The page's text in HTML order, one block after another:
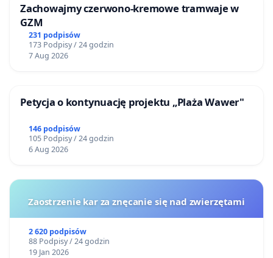
Zachowajmy czerwono-kremowe tramwaje w
GZM
231 podpisów
173 Podpisy / 24 godzin
7 Aug 2026
Petycja o kontynuację projektu „Plaża Wawer"
146 podpisów
105 Podpisy / 24 godzin
6 Aug 2026
Zaostrzenie kar za znęcanie się nad zwierzętami
2 620 podpisów
88 Podpisy / 24 godzin
19 Jan 2026